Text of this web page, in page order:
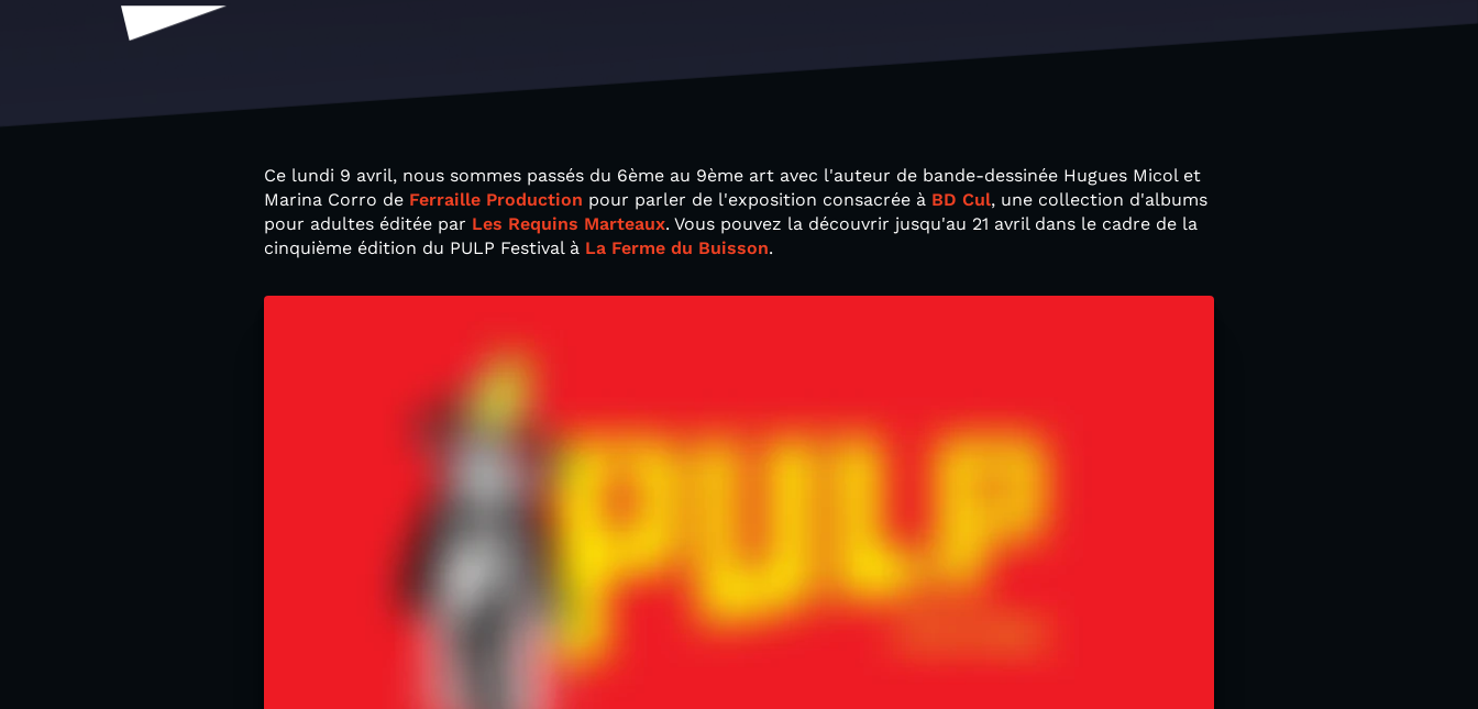
Ce lundi 9 avril, nous sommes passés du 6ème au 9ème art avec l'auteur de bande-dessinée Hugues Micol et
Marina Corro de Ferraille Production pour parler de l'exposition consacrée à BD Cul, une collection d'albums
pour adultes éditée par Les Requins Marteaux. Vous pouvez la découvrir jusqu'au 21 avril dans le cadre de la
cinquième édition du PULP Festival à La Ferme du Buisson.